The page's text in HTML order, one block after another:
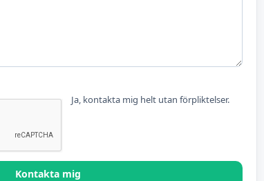
Ja, kontakta mig helt utan förpliktelser.
Kontakta mig